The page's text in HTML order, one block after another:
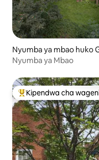
Nyumba ya mbao huko
Nyumba ya Mbao
Kipendwa maarufu cha
Kipendwa cha